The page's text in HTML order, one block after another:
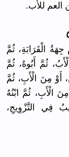
العم للأب.
جِهَةُ الْقَرَابَةِ، ثُمَّ
ثُمَّ أَبُوهُ، ثُمَّ
أَوْ مِنَ الْأَبِ، ثُمَّ
الْأَبِ، ثُمَّ ابْنُهُ
فِي التَّزْوِيجِ،